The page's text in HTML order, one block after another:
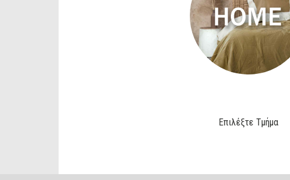
Επιλέξτε Τμήμα